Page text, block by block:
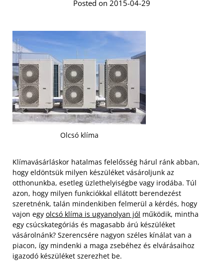
Posted on 2015-04-29
Olcsó klíma
Klímavásárláskor hatalmas felelősség hárul ránk abban,
hogy eldöntsük milyen készüléket vásároljunk az
otthonunkba, esetleg üzlethelyiségbe vagy irodába. Túl
azon, hogy milyen funkciókkal ellátott berendezést
szeretnénk, talán mindenkiben felmerül a kérdés, hogy
vajon egy olcsó klíma is ugyanolyan jól működik, mintha
egy csúcskategóriás és magasabb árú készüléket
vásárolnánk? Szerencsére nagyon széles kínálat van a
piacon, így mindenki a maga zsebéhez és elvárásaihoz
igazodó készüléket szerezhet be.